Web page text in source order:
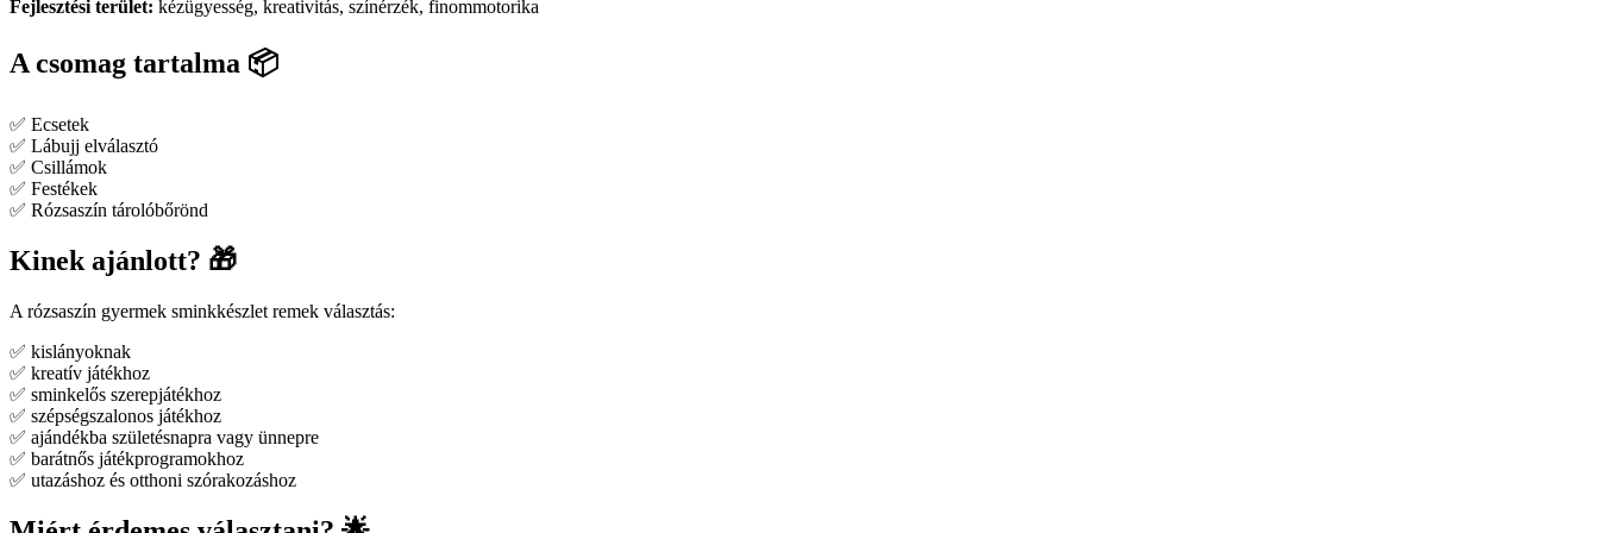
Fejlesztési terület: kézügyesség, kreativitás, színérzék, finommotorika
A csomag tartalma 📦
✅ Ecsetek
✅ Lábujj elválasztó
✅ Csillámok
✅ Festékek
✅ Rózsaszín tárolóbőrönd
Kinek ajánlott? 🎁
A rózsaszín gyermek sminkkészlet remek választás:
✅ kislányoknak
✅ kreatív játékhoz
✅ sminkelős szerepjátékhoz
✅ szépségszalonos játékhoz
✅ ajándékba születésnapra vagy ünnepre
✅ barátnős játékprogramokhoz
✅ utazáshoz és otthoni szórakozáshoz